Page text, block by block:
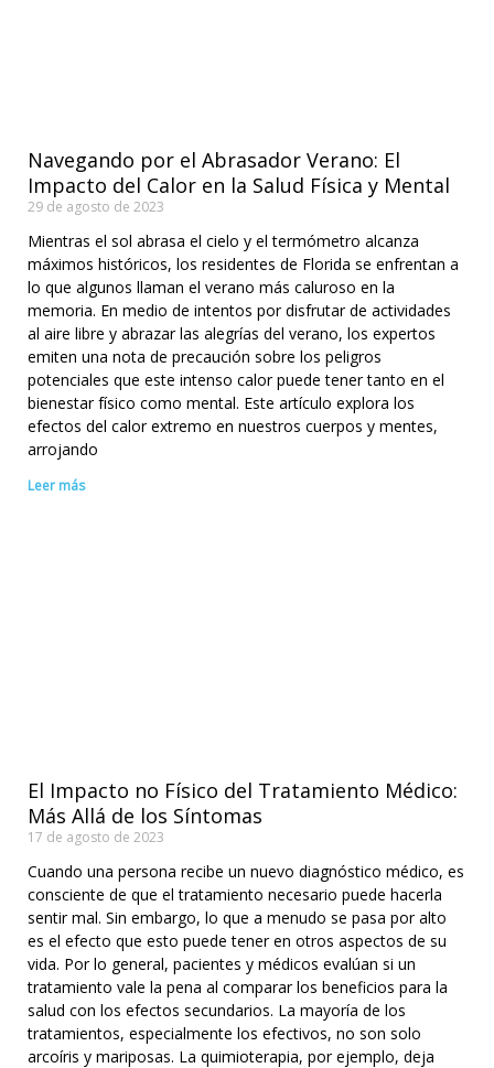
Navegando por el Abrasador Verano: El
Impacto del Calor en la Salud Física y Mental
29 de agosto de 2023
Mientras el sol abrasa el cielo y el termómetro alcanza
máximos históricos, los residentes de Florida se enfrentan a
lo que algunos llaman el verano más caluroso en la
memoria. En medio de intentos por disfrutar de actividades
al aire libre y abrazar las alegrías del verano, los expertos
emiten una nota de precaución sobre los peligros
potenciales que este intenso calor puede tener tanto en el
bienestar físico como mental. Este artículo explora los
efectos del calor extremo en nuestros cuerpos y mentes,
arrojando
Leer más
El Impacto no Físico del Tratamiento Médico:
Más Allá de los Síntomas
17 de agosto de 2023
Cuando una persona recibe un nuevo diagnóstico médico, es
consciente de que el tratamiento necesario puede hacerla
sentir mal. Sin embargo, lo que a menudo se pasa por alto
es el efecto que esto puede tener en otros aspectos de su
vida. Por lo general, pacientes y médicos evalúan si un
tratamiento vale la pena al comparar los beneficios para la
salud con los efectos secundarios. La mayoría de los
tratamientos, especialmente los efectivos, no son solo
arcoíris y mariposas. La quimioterapia, por ejemplo, deja